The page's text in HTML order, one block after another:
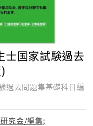
士国家試験過去
過去問題集基礎科目編
究会/編集;